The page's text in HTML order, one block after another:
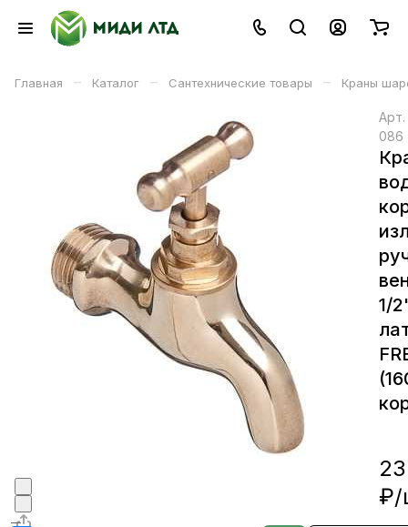
Главная – Каталог – Сантехнические товары – Краны
Арт.
086
1/
₽/